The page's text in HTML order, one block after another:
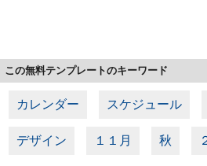
この無料テンプレートのキーワード
カレンダー スケジュール
デザイン １１月 秋